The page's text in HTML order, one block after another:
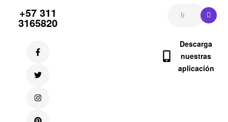
+57 311
3165820
Descarga
nuestras
aplicación